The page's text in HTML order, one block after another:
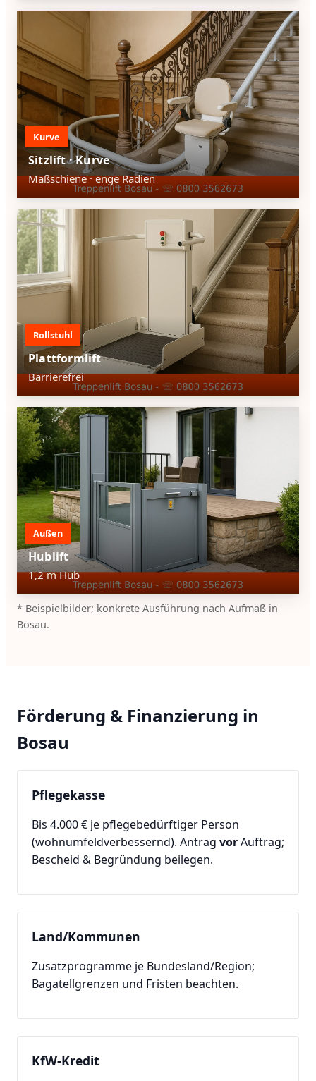
Kurve
Sitzlift · Kurve
Maßschiene · enge Radien
Rollstuhl
Plattformlift
Barrierefrei
Außen
Hublift
1,2 m Hub
* Beispielbilder; konkrete Ausführung nach Aufmaß in
Bosau.
Förderung & Finanzierung in
Bosau
Pflegekasse
Bis 4.000 € je pflegebedürftiger Person
(wohnumfeldverbessernd). Antrag vorAuftrag;
Bescheid & Begründung beilegen.
Land/Kommunen
Zusatzprogramme je Bundesland/Region;
Bagatellgrenzen und Fristen beachten.
KfW-Kredit